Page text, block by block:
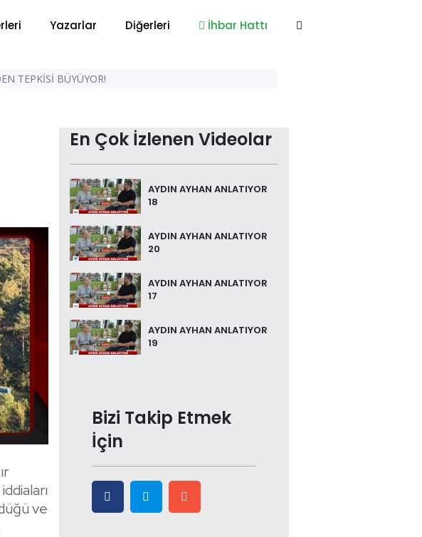
Yazarlar Diğerleri İhbar Hattı
TEPKİSİ BÜYÜYOR!
ve
En Çok İzlenen Videolar
AYDIN AYHAN ANLATIYOR
18
AYDIN AYHAN ANLATIYOR
20
AYDIN AYHAN ANLATIYOR
17
AYDIN AYHAN ANLATIYOR
19
Bizi Takip Etmek
İçin